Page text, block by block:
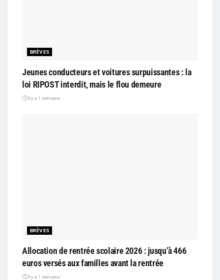
BRÈVES
Jeunes conducteurs et voitures surpuissantes : la
loi RIPOST interdit, mais le flou demeure
il y a 1 semaine
BRÈVES
Allocation de rentrée scolaire 2026 : jusqu’à 466
euros versés aux familles avant la rentrée
il y a 1 semaine